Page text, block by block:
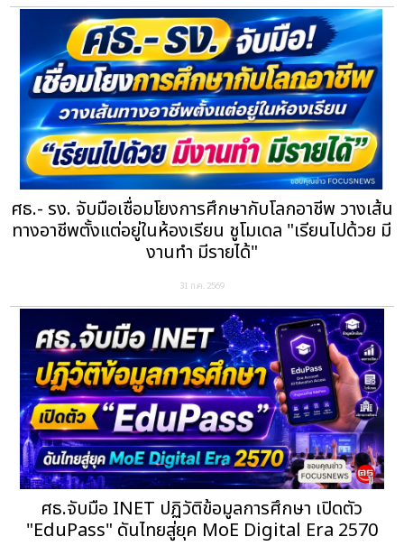
ศธ.- รง. จับมือเชื่อมโยงการศึกษากับโลกอาชีพ วางเส้น
ทางอาชีพตั้งแต่อยู่ในห้องเรียน ชูโมเดล "เรียนไปด้วย มี
งานทำ มีรายได้"
31 ก.ค. 2569
ศธ.จับมือ INET ปฏิวัติข้อมูลการศึกษา เปิดตัว
"EduPass" ดันไทยสู่ยุค MoE Digital Era 2570